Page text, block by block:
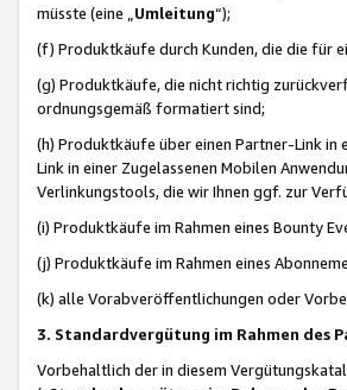
müsste (eine „ Umleitung“);
(f) Produktkäufe durch Kunden, die die für
(g) Produktkäufe, die nicht richtig
ordnungsgemäß formatiert sind;
(h) Produktkäufe über einen Partner-Link in
Link in einer Zugelassenen Mobilen
Verlinkungstools, die wir Ihnen ggf. zur
(i) Produktkäufe im Rahmen eines Bounty
(j) Produktkäufe im Rahmen eines
(k) alle Vorabveröffentlichungen oder
3. Standardvergütung im Rahmen des
Vorbehaltlich der in diesem